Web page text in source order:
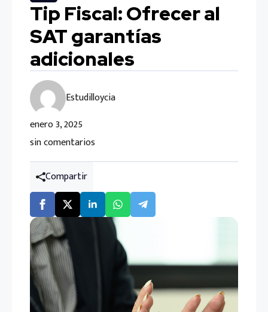
Tip Fiscal: Ofrecer al
SAT garantías
adicionales
Estudilloycia
enero 3, 2025
sin comentarios
Compartir